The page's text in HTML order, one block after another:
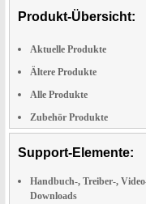
Produkt-Übersicht:
Aktuelle Produkte
Ältere Produkte
Alle Produkte
Zubehör Produkte
Support-Elemente:
Handbuch-, Treiber-,
Downloads